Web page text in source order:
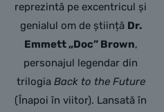
reprezintă pe excentricul și
genialul om de știință Dr.
Emmett „Doc” Brown,
personajul legendar din
trilogia Back to the Future
(Înapoi în viitor). Lansată în